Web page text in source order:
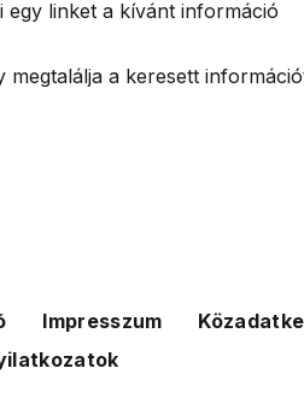
egy linket a kívánt információ
a keresett
Impresszum